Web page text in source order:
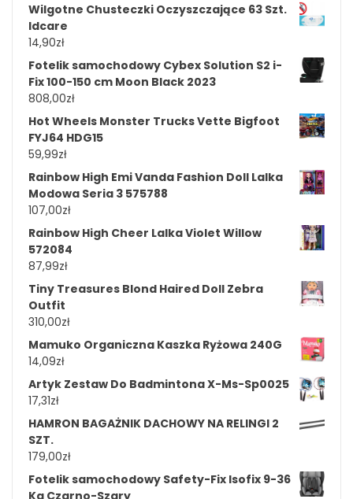
Wilgotne Chusteczki Oczyszczające 63 Szt.
Idcare
14,90zł
Fotelik samochodowy Cybex Solution S2 i-
Fix 100-150 cm Moon Black 2023
808,00zł
Hot Wheels Monster Trucks Vette Bigfoot
FYJ64 HDG15
59,99zł
Rainbow High Emi Vanda Fashion Doll Lalka
Modowa Seria 3 575788
107,00zł
Rainbow High Cheer Lalka Violet Willow
572084
87,99zł
Tiny Treasures Blond Haired Doll Zebra
Outfit
310,00zł
Mamuko Organiczna Kaszka Ryżowa 240G
14,09zł
Artyk Zestaw Do Badmintona X-Ms-Sp0025
17,31zł
HAMRON BAGAŻNIK DACHOWY NA RELINGI 2
SZT.
179,00zł
Fotelik samochodowy Safety-Fix Isofix 9-36
Kg Czarno-Szary